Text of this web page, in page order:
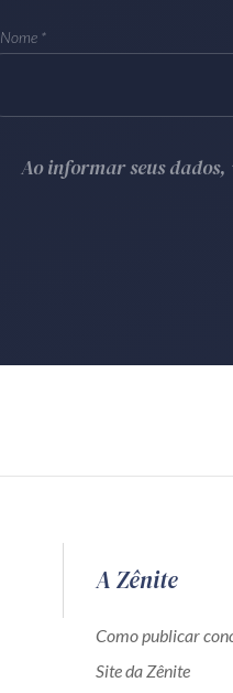
Nome
Ao informar seus dados,
A Zênite
Como publicar
Site da Zênite